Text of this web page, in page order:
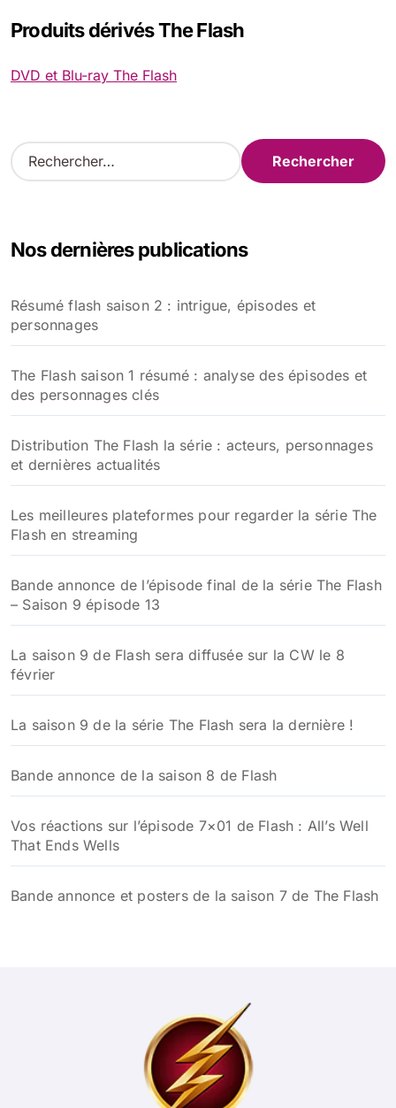
Produits dérivés The Flash
DVD et Blu-ray The Flash
R
e
r
e
r
Nos dernières publications
Résumé flash saison 2 : intrigue, épisodes et
personnages
The Flash saison 1 résumé : analyse des épisodes et
des personnages clés
Distribution The Flash la série : acteurs, personnages
et dernières actualités
Les meilleures plateformes pour regarder la série The
Flash en streaming
Bande annonce de l’épisode final de la série The Flash
– Saison 9 épisode 13
La saison 9 de Flash sera diffusée sur la CW le 8
février
La saison 9 de la série The Flash sera la dernière !
Bande annonce de la saison 8 de Flash
Vos réactions sur l’épisode 7×01 de Flash : All’s Well
That Ends Wells
Bande annonce et posters de la saison 7 de The Flash